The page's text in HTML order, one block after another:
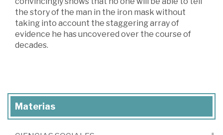
the story of the man in the iron mask without
taking into account the staggering array of
evidence he has uncovered over the course of
decades.
Materias